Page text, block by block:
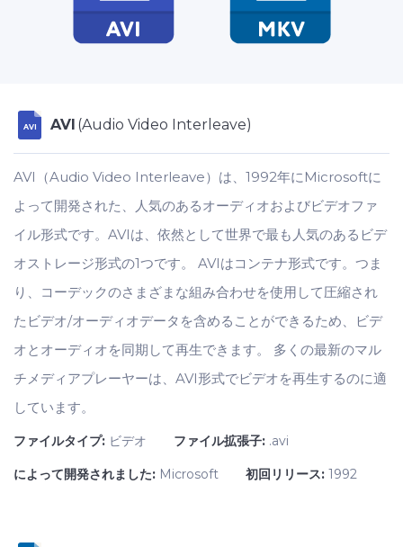
AVI AVI (Audio Video Interleave)
AVI（Audio Video Interleave）は、1992年にMicrosoftに
よって開発された、人気のあるオーディオおよびビデオファ
イル形式です。AVIは、依然として世界で最も人気のあるビデ
オストレージ形式の1つです。 AVIはコンテナ形式です。つま
り、コーデックのさまざまな組み合わせを使用して圧縮され
たビデオ/オーディオデータを含めることができるため、ビデ
オとオーディオを同期して再生できます。 多くの最新のマル
チメディアプレーヤーは、AVI形式でビデオを再生するのに適
しています。
ファイルタイプ: ビデオ ファイル拡張子: .avi
によって開発されました: Microsoft 初回リリース: 1992